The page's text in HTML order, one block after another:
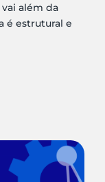
além da
é estrutural e